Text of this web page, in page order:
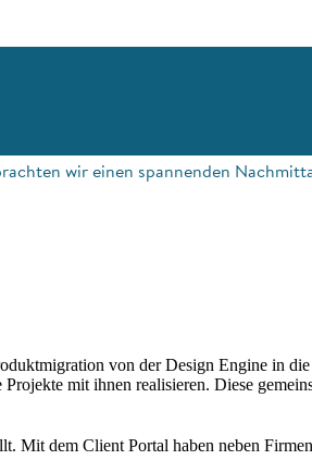
wir einen spannenden
von der Design Engine in
mit ihnen realisieren. Diese
Mit dem Client Portal haben neben